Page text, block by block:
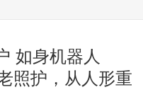
如身机器人
照护，从人形重